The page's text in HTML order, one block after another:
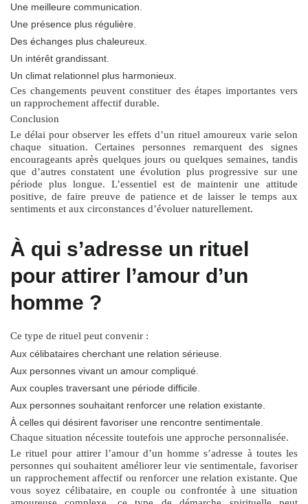
Une meilleure communication.
Une présence plus régulière.
Des échanges plus chaleureux.
Un intérêt grandissant.
Un climat relationnel plus harmonieux.
Ces changements peuvent constituer des étapes importantes vers
un rapprochement affectif durable.
Conclusion
Le délai pour observer les effets d’un rituel amoureux varie selon
chaque situation. Certaines personnes remarquent des signes
encourageants après quelques jours ou quelques semaines, tandis
que d’autres constatent une évolution plus progressive sur une
période plus longue. L’essentiel est de maintenir une attitude
positive, de faire preuve de patience et de laisser le temps aux
sentiments et aux circonstances d’évoluer naturellement.
À qui s’adresse un rituel
pour attirer l’amour d’un
homme ?
Ce type de rituel peut convenir :
Aux célibataires cherchant une relation sérieuse.
Aux personnes vivant un amour compliqué.
Aux couples traversant une période difficile.
Aux personnes souhaitant renforcer une relation existante.
À celles qui désirent favoriser une rencontre sentimentale.
Chaque situation nécessite toutefois une approche personnalisée.
Lerituel pour attirer l’amour d’un homme s’adresse à toutes les
personnes qui souhaitent améliorer leur vie sentimentale, favoriser
un rapprochement affectif ou renforcer une relation existante. Que
vous soyez célibataire, en couple ou confrontée à une situation